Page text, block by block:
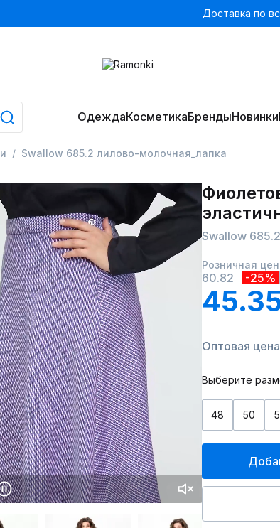
Доставка по
ОдеждаКосметикаБрендыНовинки
Swallow 685.2 лилово-молочная_лапка
Swallow
Розничная
60.82 -25%
Оптовая
Выберите
48 50